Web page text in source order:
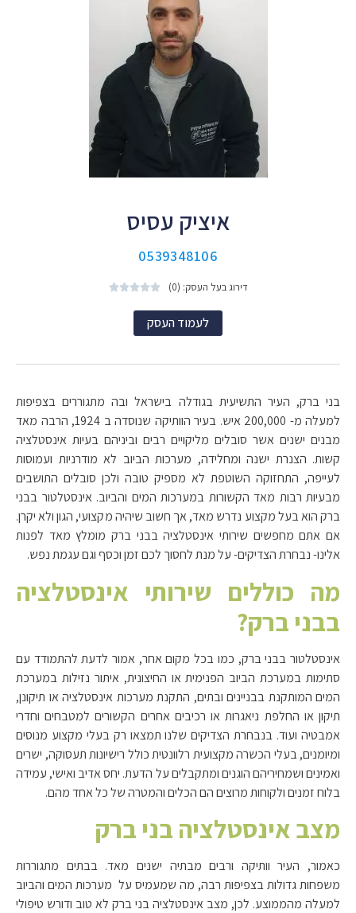
איציק עסיס
0539348106
דירוג בעל העסק: (0) 




לעמוד העסק
בני ברק, העיר התשיעית בגודלה בישראל ובה מתגוררים בצפיפות
למעלה מ- 200,000 איש. בעיר הוותיקה שנוסדה ב 1924, הרבה מאד
מבנים ישנים אשר סובלים מליקויים רבים וביניהם בעיות אינסטלציה
קשות. הצנרת ישנה ומחלידה, מערכות הביוב לא מודרניות ועמוסות
לעייפה, התחזוקה השוטפת לא מספיק טובה ולכן סובלים התושבים
מבעיות רבות מאד הקשורות במערכות המים והביוב. אינסטלטור בבני
ברק הוא בעל מקצוע נדרש מאד, אך חשוב שיהיה מקצועי, הגון ולא יקרן.
אם אתם מחפשים שירותי אינסטלציה בבני ברק מומלץ מאד לפנות
אלינו- נבחרת הצדיקים- על מנת לחסוך לכם זמן וכסף וגם עגמת נפש.
מה כוללים שירותי אינסטלציה
בבני ברק?
אינסטלטור בבני ברק, כמו בכל מקום אחר, אמור לדעת להתמודד עם
סתימות במערכת הביוב הפנימית או החיצונית, איתור נזילות במערכת
המים המותקנת בבניינים ובתים, התקנת מערכות אינסטלציה או תיקונן,
תיקון או החלפת ניאגרות או רכיבים אחרים הקשורים למטבחים וחדרי
אמבטיה ועוד. בנבחרת הצדיקים שלנו תמצאו רק בעלי מקצוע מנוסים
ומיומנים, בעלי הכשרה מקצועית רלוונטית כולל רישיונות תעסוקה, ישרים
ואמינים ושמחיריהם הוגנים ומתקבלים על הדעת. יחס אדיב ואישי, עמידה
בלוח זמנים ולקוחות מרוצים הם הכלים והמטרה של כל אחד מהם.
מצב אינסטלציה בני ברק
כאמור, העיר וותיקה ורבים מבתיה ישנים מאד. בבתים מתגוררות
משפחות גדולות בצפיפות רבה, מה שמעמיס על מערכות המים והביוב
למעלה מהממוצע. לכן, מצב אינסטלציה בני ברק לא טוב ודורש טיפולי